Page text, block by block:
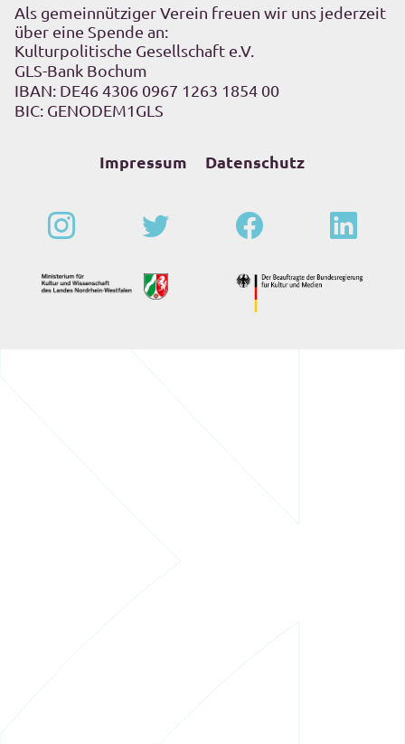
Als gemeinnütziger Verein freuen wir uns jederzeit
über eine Spende an:
Kulturpolitische Gesellschaft e.V.
GLS-Bank Bochum
IBAN: DE46 4306 0967 1263 1854 00
BIC: GENODEM1GLS
Impressum Datenschutz